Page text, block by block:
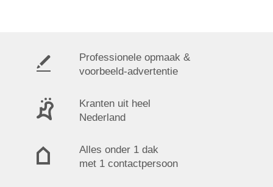
Professionele opmaak &
voorbeeld-advertentie
Kranten uit heel
Nederland
Alles onder 1 dak
met 1 contactpersoon